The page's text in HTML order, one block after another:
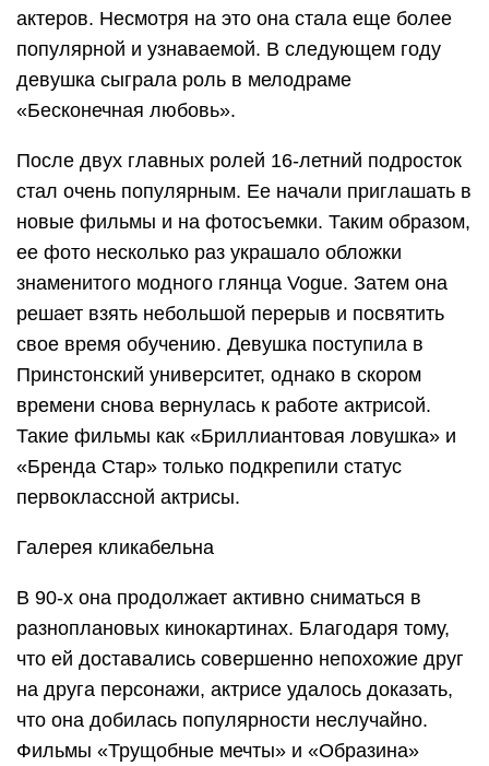
актеров. Несмотря на это она стала еще более
популярной и узнаваемой. В следующем году
девушка сыграла роль в мелодраме
«Бесконечная любовь».
После двух главных ролей 16-летний подросток
стал очень популярным. Ее начали приглашать в
новые фильмы и на фотосъемки. Таким образом,
ее фото несколько раз украшало обложки
знаменитого модного глянца Vogue. Затем она
решает взять небольшой перерыв и посвятить
свое время обучению. Девушка поступила в
Принстонский университет, однако в скором
времени снова вернулась к работе актрисой.
Такие фильмы как «Бриллиантовая ловушка» и
«Бренда Стар» только подкрепили статус
первоклассной актрисы.
Галерея кликабельна
В 90-х она продолжает активно сниматься в
разноплановых кинокартинах. Благодаря тому,
что ей доставались совершенно непохожие друг
на друга персонажи, актрисе удалось доказать,
что она добилась популярности неслучайно.
Фильмы «Трущобные мечты» и «Образина»